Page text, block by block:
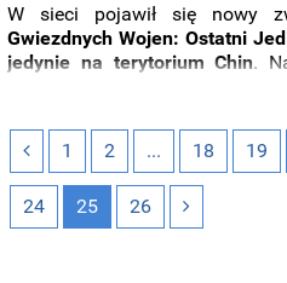
W sieci pojawił się nowy
Gwiezdnych Wojen: Ostatni
jedynie na terytorium Chin.
m.in. ekskluzywny wywiad z
Kelly Marie Tran, która wcieli
Zobaczcie sami.
1 2 ... 18 19
24 25 26